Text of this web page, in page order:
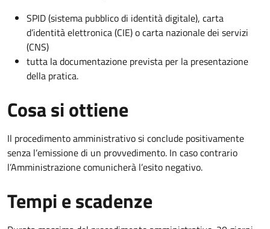
SPID (sistema pubblico di identità digitale), carta
d’identità elettronica (CIE) o carta nazionale dei servizi
(CNS)
tutta la documentazione prevista per la presentazione
della pratica.
Cosa si ottiene
Il procedimento amministrativo si conclude positivamente
senza l’emissione di un provvedimento. In caso contrario
l’Amministrazione comunicherà l’esito negativo.
Tempi e scadenze